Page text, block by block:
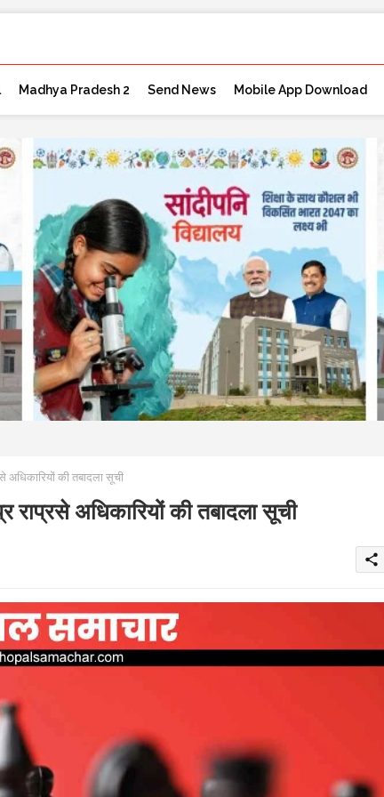
Madhya Pradesh 2 Send News Mobile App Download
की तबादला सूची
अधिकारियों की तबादला सूची
share